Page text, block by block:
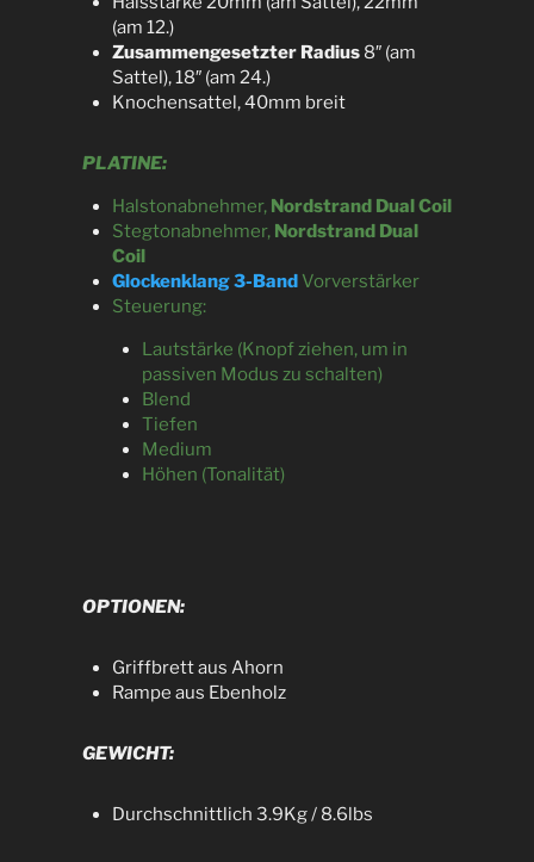
(am 12.)
Zusammengesetzter Radius8″ (am
Sattel), 18″ (am 24.)
Knochensattel, 40mm breit
PLATINE:
Halstonabnehmer, Nordstrand Dual Coil
Stegtonabnehmer,Nordstrand Dual
Coil
Glockenklang 3-BandVorverstärker
Steuerung:
Lautstärke (Knopf ziehen, um in
passiven Modus zu schalten)
Blend
Tiefen
Medium
Höhen (Tonalität)
OPTIONEN:
Griffbrett aus Ahorn
Rampe aus Ebenholz
GEWICHT:
Durchschnittlich 3.9Kg / 8.6lbs